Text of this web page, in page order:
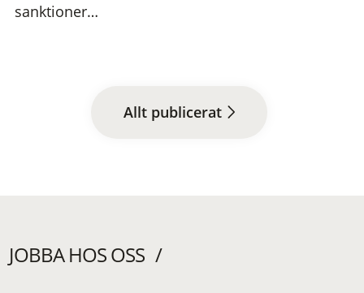
sanktioner…
Allt publicerat
JOBBA HOS OSS